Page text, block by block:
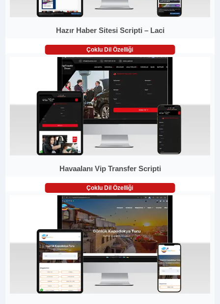
Hazır Haber Sitesi Scripti – Laci
Çoklu Dil Özelliği
Havaalanı Vip Transfer Scripti
Çoklu Dil Özelliği